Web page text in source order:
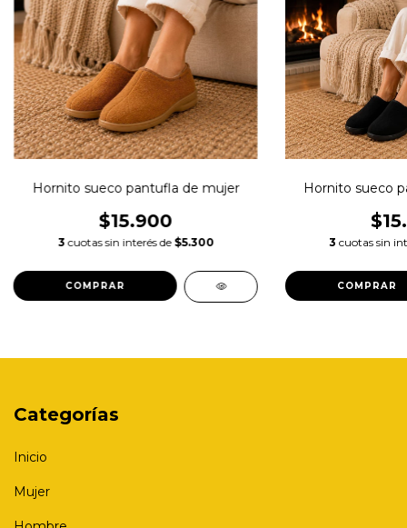
Hornito sueco pantufla de mujer
$15.900
3 cuotas sin interés de $5.300
COMPRAR
Hornito sueco
3 cuotas sin
COMPRAR
Categorías
Inicio
Mujer